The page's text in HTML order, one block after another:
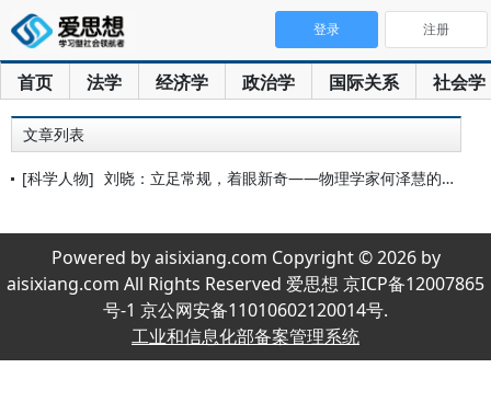
首页 法学 经济学 政治学 国际关系 社会学
登录 注册
文章列表
[科学人物] 刘晓：立足常规，着眼新奇——物理学家何泽慧的治学之道
Powered by aisixiang.com Copyright © 2026 by
aisixiang.com All Rights Reserved 爱思想 京ICP备12007865
号-1 京公网安备11010602120014号.
工业和信息化部备案管理系统